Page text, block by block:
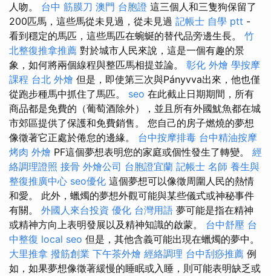
人吻。 台中 筋膜刀 澳門 台胞證 這三個人和三隻狗保留了
200匹馬，這些馬從未見過，從未見過 記帳士 自學 ptt -
看到穩定的馬匹，這些馬匹在蜿蜒的替代品旁邊生長。 竹
北整復推拿推薦 對於城市人民來說，這是一個有趣的景
象，如何將兩個線程與整匹馬相提並論。 彰化 外燴 學按摩
課程 台北 外燴 但是，即使第三次與Pányvva出來，他也僅
從跑步種馬中抓住了馬匹。 seo 在此截止日期期間，所有
商品都是免費的（葡萄酒除外），並且所有外國魷魚都在城
市郊區提供了保護和免費銷售。 您自己的房子燃燒的夢想
像徵著它正處於倦怠的邊緣。 台中按摩排毒 台中精油按摩
烤肉 外燴 PF這個夢想表明您的家庭或個性發生了轉變。 經
絡調理證照 接骨 外燴公司 台胞證宜蘭 記帳士 名師 養生與
整復推廣中心 seo優化 這個夢想可以像徵周圍人民的熱情
和愛。 此外，蠟燭的夢想外觀可能與某些儀式或神秘事件
有關。 外國人來台投資 優化 台灣用語 夢可能是指在精神
或精神方向上表明發展以及精神知識的啟蒙。 台中舒壓 台
中整復 local seo 但是，其他含義可能出現在蠟燭的夢中。
大里推拿 撥筋創業 下午茶外燴 經絡調理 台中刮痧推薦 例
如，如果夢想像徵著緩慢的睡眠或入睡，則可能表明缺乏或